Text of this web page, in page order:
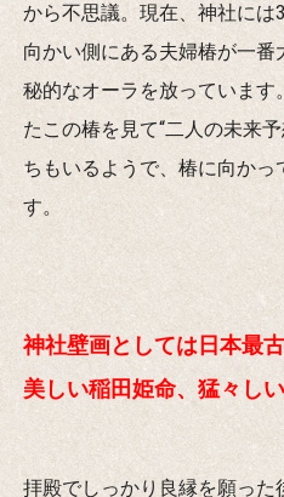
から不思議。現在、神社に
向かい側にある夫婦椿が一
秘的なオーラを放っています
たこの椿を見て“二人の未来
ちもいるようで、椿に向か
す。
神社壁画としては日本最古
美しい稲田姫命、猛々し
拝殿でしっかり良縁を願った